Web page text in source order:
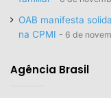
OAB manifesta
na CPMI
6 de
Agência Brasil